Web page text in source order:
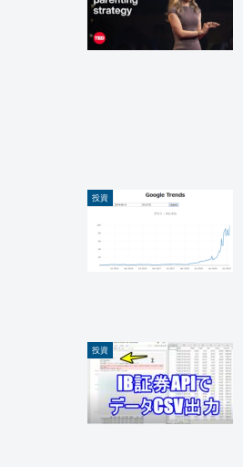
投資
投資